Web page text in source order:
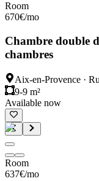
Room
670€/mo
Chambre double
chambres
Aix-en-Provence ·
9-9 m²
Available now
Room
637€/mo